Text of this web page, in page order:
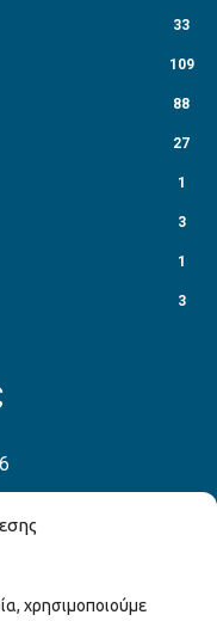
χρησιμοποιούμε
33
109
88
27
1
3
1
3
τα Αμερικανικά